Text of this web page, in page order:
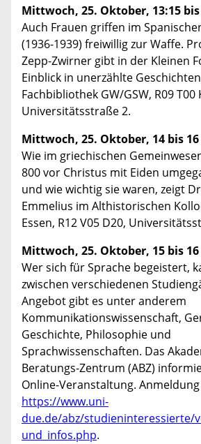
Mittwoch, 25. Oktober, 13:15
Auch Frauen griffen im
(1936-1939) freiwillig zur Waffe.
Zepp-Zwirner gibt in der Kleinen
Einblick in unerzählte
Fachbibliothek GW/GSW, R09 T00
Universitätsstraße 2.
Mittwoch, 25. Oktober, 14 bis
Wie im griechischen
800 vor Christus mit Eiden
und wie wichtig sie waren, zeigt
Emmelius im Althistorischen
Essen, R12 V05 D20,
Mittwoch, 25. Oktober, 15 bis
Wer sich für Sprache begeistert,
zwischen verschiedenen
Angebot gibt es unter anderem
Kommunikationswissenschaft,
Geschichte, Philosophie und
Sprachwissenschaften. Das
Beratungs-Zentrum (ABZ)
Online-Veranstaltung.
https://www.uni-
due.de/abz/studieninteressierte/
und_infos.php.